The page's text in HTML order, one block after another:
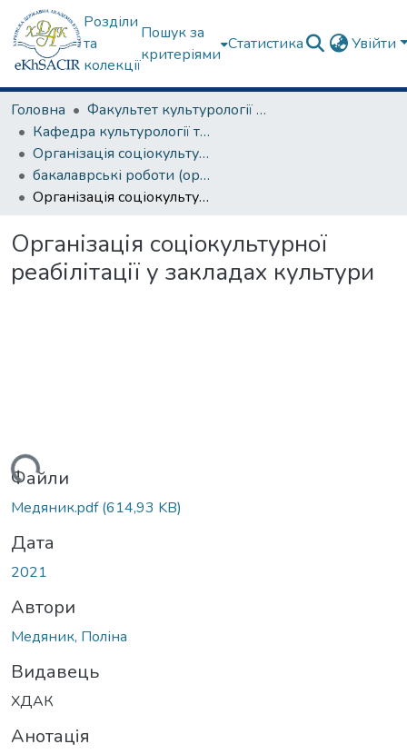
Розділи
та
колекції
Пошук за
критеріями
Статистика Увійти
Головна
Факультет культурології та соціальних комунікацій
Кафедра культурології та музеєзнавства
Організація соціокультурної діяльності
бакалаврські роботи (організація соціокультурної діяльності)
Організація соціокультурної реабілітації у закладах культури
Організація соціокультурної
реабілітації у закладах культури
Файли
Медяник.pdf(614,93 KB)
Дата
2021
Автори
Медяник, Поліна
Видавець
ХДАК
Анотація